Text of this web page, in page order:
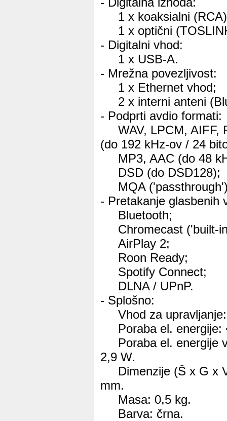
1 x koaksialni
1 x optični
- Digitalni vhod:
1 x USB-A.
- Mrežna povezljivost:
1 x Ethernet vhod;
2 x interni anteni
- Podprti avdio formati:
WAV, LPCM, AIFF,
(do 192 kHz-ov / 24
MP3, AAC (do 48
DSD (do DSD128);
MQA
- Pretakanje glasbenih
Bluetooth;
Chromecast ('built-
AirPlay 2;
Roon Ready;
Spotify Connect;
DLNA / UPnP.
- Splošno:
Vhod za upravljanje:
Poraba el. energije:
Poraba el. energije
2,9 W.
Dimenzije (Š x G x
mm.
Masa: 0,5 kg.
Barva: črna.